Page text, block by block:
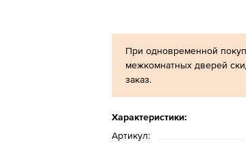
При одновременной
межкомнатных дверей
заказ.
Характеристики:
Артикул: